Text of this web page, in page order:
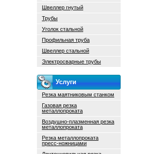
Швеллер гнутый
Трубы
Уголок стальной
Профильная труба
Швеллер стальной
Электросварные трубы
Услуги
Резка маятниковым станком
Газовая резка
металлопроката
Воздушно-плазменная резка
металлопроката
Резка металлопроката
пресс-ножницами